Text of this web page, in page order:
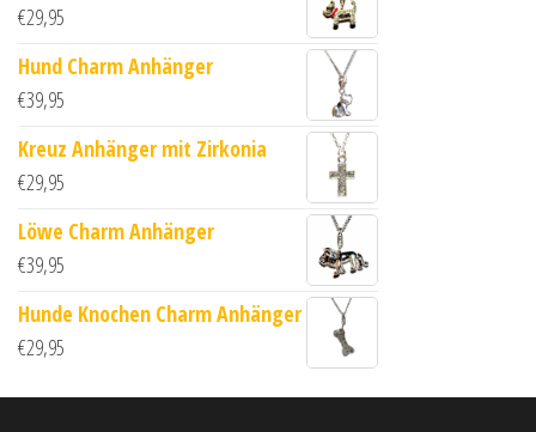
€29,95
Hund Charm Anhänger
€39,95
Kreuz Anhänger mit Zirkonia
€29,95
Löwe Charm Anhänger
€39,95
Hunde Knochen Charm Anhänger
€29,95